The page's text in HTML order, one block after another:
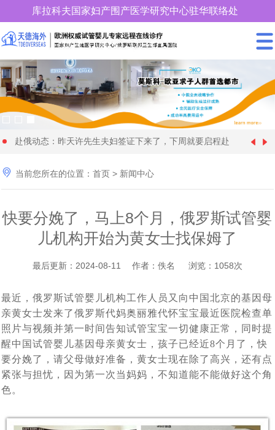
库拉科夫国家妇产围产医学研究中心驻华联络处
400-900-3185
赴俄动态：昨天许先生夫妇签证下来了，下周就要启程赴
[2024-09-20]
28 岁俄罗斯姑娘与57 岁的土耳其富商在格鲁吉亚代怀生
怀求子，现成功移植 [2024-08-28]
快要分娩了，马上8个月，俄罗斯试管婴儿机构开始为黄
女士找保姆了 [2024-08-11]
36岁单身女性赴俄罗斯找了一位同岁的代妈试管婴儿代怀
求子，正做非侵入性产前检查 [2024-06-22]
为什么适龄生育可以降低隐形基因遗传病的发病率_天德
激动 [2024-05-31]
对于女生结婚不愿生孩子，很多男生可以接受，但是不能
接受不孕不育 [2024-05-15]
上个月赴俄罗斯试管婴儿助孕的陈先生的胚胎筛查结果出
来了， 5颗囊胚2颗过检（合格），2个男孩 [2024-05-07]
大龄女性单身做试管求子：我只是没结婚，不代表我就没
有生育权 [2024-04-28]
南京夫妇赴俄罗斯试管婴儿求子，一边尝试自卵自怀一边
借卵代怀，准备与代妈同时移植看谁怀的宝宝出生 [2024-
43岁的中年夫妇赴白俄罗斯代怀助孕，阶段性成功报告：
子8颗卵子成熟6颗成功受精5颗进入了囊胚阶段，超过了平均
血测HCG值为 398，上个月中旬赴俄罗斯要赴莫斯科做试
 当前您所在的位置：首页 > 新闻中心
快要分娩了，马上8个月，俄罗斯试管婴
儿机构开始为黄女士找保姆了
最后更新：2024-08-11 作者：佚名 浏览：1058次
最近，俄罗斯试管婴儿机构工作人员又向中国北京的基因母
亲黄女士发来了俄罗斯代妈奥丽雅代怀宝宝最近医院检查单
照片与视频并第一时间告知试管宝宝一切健康正常，同时提
醒中国试管婴儿基因母亲黄女士，孩子已经近8个月了，快
要分娩了，请父母做好准备，黄女士现在除了高兴，还有点
紧张与担忧，因为第一次当妈妈，不知道能不能做好这个角
色。